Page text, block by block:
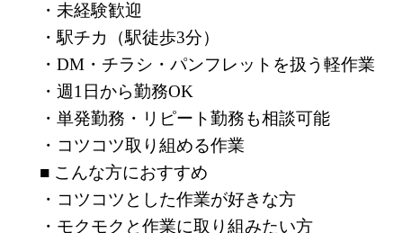
・未経験歓迎
・駅チカ（駅徒歩3分）
・DM・チラシ・パンフレットを扱う軽作業
・週1日から勤務OK
・単発勤務・リピート勤務も相談可能
・コツコツ取り組める作業
■ こんな方におすすめ
・コツコツとした作業が好きな方
・モクモクと作業に取り組みたい方